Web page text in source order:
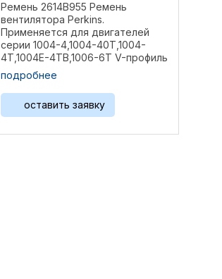
Ремень 2614B955 Ремень
вентилятора Perkins.
Применяется для двигателей
серии 1004-4,1004-40Т,1004-
4Т,1004E-4ТВ,1006-6Т V-профиль
Длина 1335 мм; ширина 13 мм Вес
0,345 кг Комплект 2 ...
подробнее
оставить заявку